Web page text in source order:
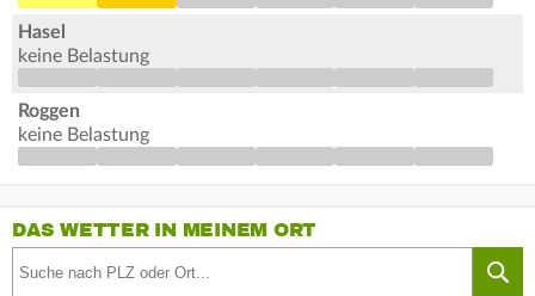
Hasel
keine Belastung
Roggen
keine Belastung
DAS WETTER IN MEINEM ORT